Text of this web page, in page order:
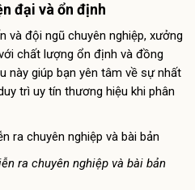
đại và ổn định
và đội ngũ chuyên nghiệp, xưởng
chất lượng ổn định và đồng
này giúp bạn yên tâm về sự nhất
trì uy tín thương hiệu khi phân
ra chuyên nghiệp và bài bản